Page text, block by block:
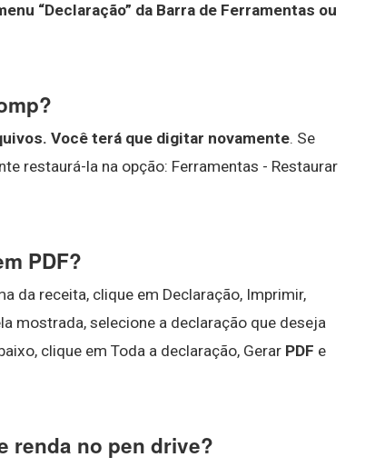
“Declaração” da Barra de Ferramentas ou
Você terá que digitar novamente. Se
restaurá-la na opção: Ferramentas - Restaurar
PDF?
da receita, clique em Declaração, Imprimir,
mostrada, selecione a declaração que deseja
clique em Toda a declaração, Gerar PDF e
renda no pen drive?